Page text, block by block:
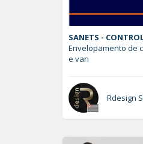
SANETS -
Envelopamento de
e van
Rdesign